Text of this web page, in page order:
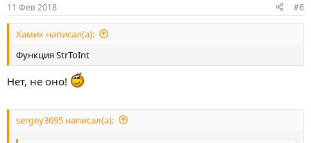
11 Фев 2018 #6
Хамик написал(а):
Функция StrToInt
Нет, не оно!
sergey3695 написал(а):